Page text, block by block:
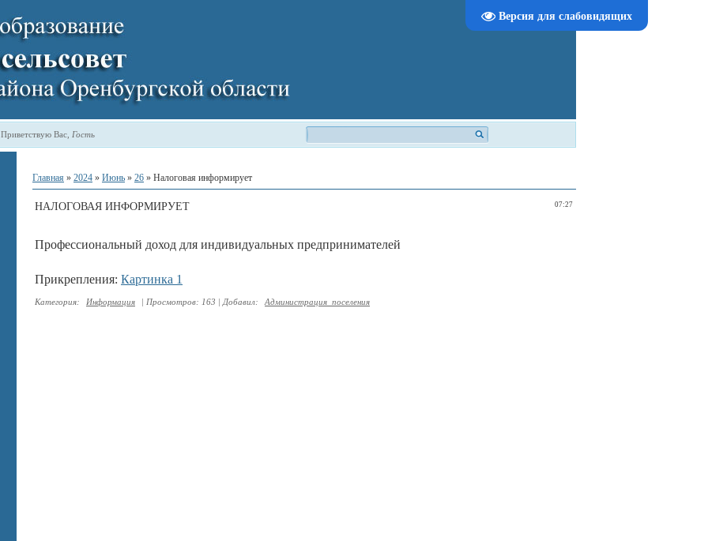
Версия для слабовидящих
Приветствую Вас Гость
Главная » 2024 » Июнь » 26 » Налоговая информирует
07:27
НАЛОГОВАЯ ИНФОРМИРУЕТ
Профессиональный доход для индивидуальных предпринимателей
Прикрепления: Картинка 1
Категория: Информация | Просмотров: 163 | Добавил: Администрация_поселения